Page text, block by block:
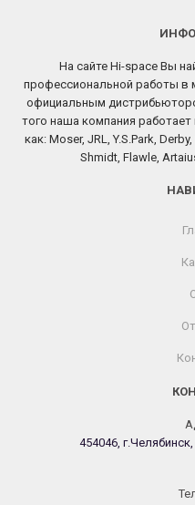
На сайте Hi-space Вы
профессиональной работы в
официальным
того наша компания
как: Moser, JRL, Y.S.Park,
Shmidt, Flawle,
454046,